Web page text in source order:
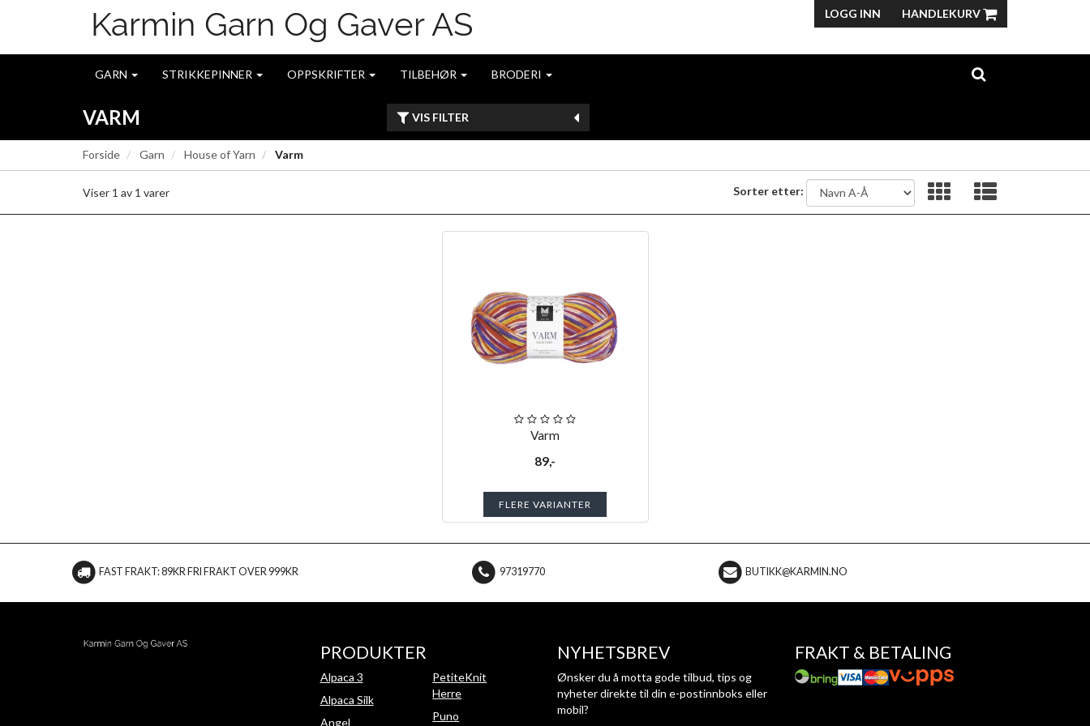
LOGG INN HANDLEKURV
GARN STRIKKEPINNER OPPSKRIFTER TILBEHØR BRODERI
VARM VIS FILTER
Forside Garn House of Yarn Varm
Viser 1 av 1 varer Sorter etter:
Varm
89,-
FLERE VARIANTER
FAST FRAKT: 89KR FRI FRAKT OVER 999KR 97319770 BUTIKK@KARMIN.NO
PRODUKTER
Alpaca 3
Alpaca Silk
Angel
PetiteKnit
Herre
Puno
NYHETSBREV
Ønsker du å motta gode tilbud, tips og
nyheter direkte til din e-postinnboks eller
mobil?
FRAKT & BETALING